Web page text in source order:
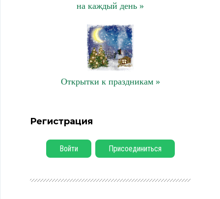
на каждый день »
Открытки к праздникам »
Регистрация
Войти Присоединиться